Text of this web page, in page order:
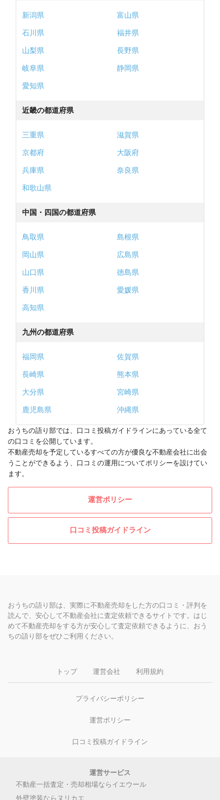
新潟県
富山県
石川県
福井県
山梨県
長野県
岐阜県
静岡県
愛知県
近畿の都道府県
三重県
滋賀県
京都府
大阪府
兵庫県
奈良県
和歌山県
中国・四国の都道府県
鳥取県
島根県
岡山県
広島県
山口県
徳島県
香川県
愛媛県
高知県
九州の都道府県
福岡県
佐賀県
長崎県
熊本県
大分県
宮崎県
鹿児島県
沖縄県
おうちの語り部では、口コミ投稿ガイドラインにあっている全て
の口コミを公開しています。
不動産売却を予定しているすべての方が優良な不動産会社に出会
うことができるよう、口コミの運用についてポリシーを設けてい
ます。
運営ポリシー
口コミ投稿ガイドライン
おうちの語り部は、実際に不動産売却をした方の口コミ・評判を
読んで、安心して不動産会社に査定依頼できるサイトです。はじ
めて不動産売却をする方が安心して査定依頼できるように、おう
ちの語り部をぜひご利用ください。
トップ 運営会社 利用規約
プライバシーポリシー
運営ポリシー
口コミ投稿ガイドライン
運営サービス
不動産一括査定・売却相場ならイエウール
外壁塗装ならヌリカエ